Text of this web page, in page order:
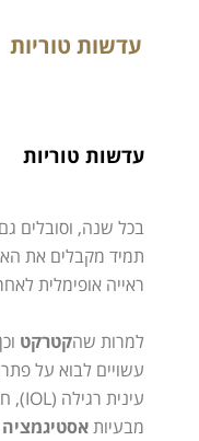
עדשות טוריות
עדשות טוריות
בכל שנה, וסובלים
תמיד מקבלים את
ראייה אופימלית
למרות שהקטרקט
עשויים לבוא על
עינית רגילה (IOL)
,
מבעיותאסטיגמציה